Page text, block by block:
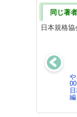
同じ著者
日本規格協